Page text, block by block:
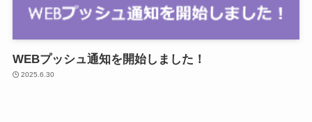
WEBプッシュ通知を開始しました！
2025.6.30